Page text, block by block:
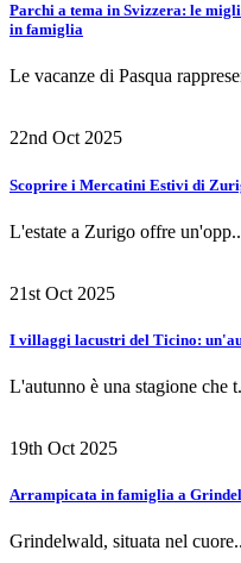
Parchi a tema in Svizzera: le
in famiglia
Le vacanze di Pasqua
22nd Oct 2025
Scoprire i Mercatini Estivi di
L'estate a Zurigo offre
21st Oct 2025
I villaggi lacustri del Ticino:
L'autunno è una stagione che
19th Oct 2025
Arrampicata in famiglia a
Grindelwald, situata nel